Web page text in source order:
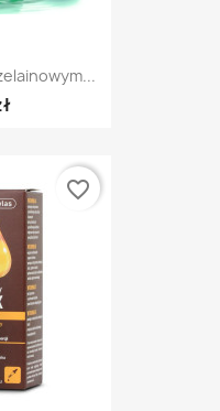
favorite_border